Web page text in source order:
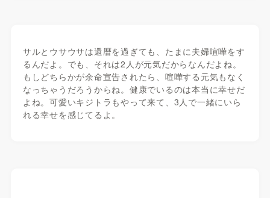
サルとウサウサは還暦を過ぎても、たまに夫婦喧嘩をす
るんだよ。でも、それは2人が元気だからなんだよね。
もしどちらかが余命宣告されたら、喧嘩する元気もなく
なっちゃうだろうからね。健康でいるのは本当に幸せだ
よね。可愛いキジトラもやって来て、3人で一緒にいら
れる幸せを感じてるよ。